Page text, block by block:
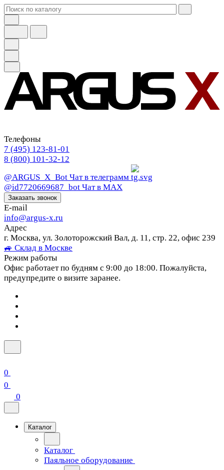
Телефоны
7 (495) 123-81-01
8 (800) 101-32-12
@ARGUS_X_Bot Чат в телеграмм
@id7720669687_bot Чат в МАХ
Заказать звонок
E-mail
info@argus-x.ru
Адрес
г. Москва, ул. Золоторожский Вал, д. 11, стр. 22, офис 239
🚙 Склад в Москве
Режим работы
Офис работает по будням с 9:00 до 18:00. Пожалуйста,
предупредите о визите заранее.
0
0
0
Каталог
Каталог
Паяльное оборудование